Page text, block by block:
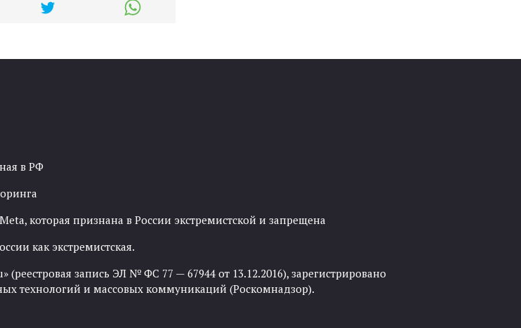
в РФ
которая признана в России экстремистской и запрещена
как экстремистская.
запись ЭЛ № ФС 77 — 67944 от 13.12.2016), зарегистрировано
технологий и массовых коммуникаций (Роскомнадзор).